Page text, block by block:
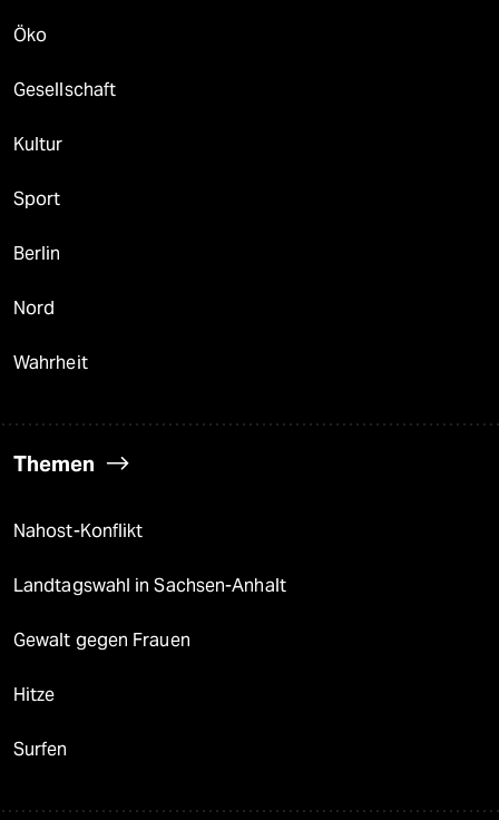
Öko
Gesellschaft
Kultur
Sport
Berlin
Nord
Wahrheit
Themen
Nahost-Konflikt
Landtagswahl in Sachsen-Anhalt
Gewalt gegen Frauen
Hitze
Surfen